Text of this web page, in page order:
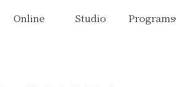
Online Studio Programs